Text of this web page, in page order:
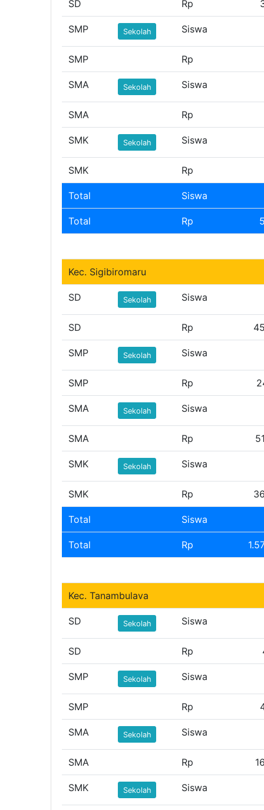
SD Rp
SMP Sekolah Siswa
SMP Rp
SMA Sekolah Siswa
SMA Rp
SMK Sekolah Siswa
SMK Rp
Total Siswa
Total Rp
Kec. Sigibiromaru
SD Sekolah Siswa
SD Rp
SMP Sekolah Siswa
SMP Rp
SMA Sekolah Siswa
SMA Rp
SMK Sekolah Siswa
SMK Rp
Total Siswa
Total Rp
Kec. Tanambulava
SD Sekolah Siswa
SD Rp
SMP Sekolah Siswa
SMP Rp
SMA Sekolah Siswa
SMA Rp
SMK Sekolah Siswa